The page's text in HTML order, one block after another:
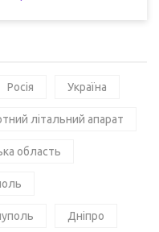
Росія Україна
літальний апарат
область
Дніпро